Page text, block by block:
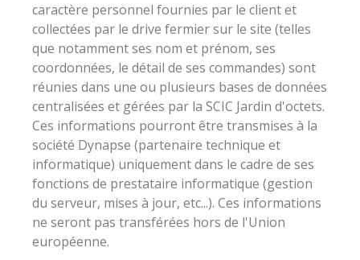
caractère personnel fournies par le client et
collectées par le drive fermier sur le site (telles
que notamment ses nom et prénom, ses
coordonnées, le détail de ses commandes) sont
réunies dans une ou plusieurs bases de données
centralisées et gérées par la SCIC Jardin d'octets.
Ces informations pourront être transmises à la
société Dynapse (partenaire technique et
informatique) uniquement dans le cadre de ses
fonctions de prestataire informatique (gestion
du serveur, mises à jour, etc...). Ces informations
ne seront pas transférées hors de l'Union
européenne.